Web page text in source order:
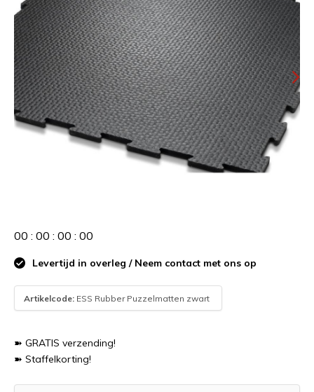
00 : 00 : 00 : 00
Levertijd in overleg / Neem contact met ons op
Artikelcode: ESS Rubber Puzzelmatten zwart
➽ GRATIS verzending!
➽ Staffelkorting!